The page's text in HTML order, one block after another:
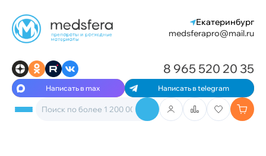
Екатеринбург
medsferapro@mail.ru
Написать в max Написать в telegram
8 965 520 20 35